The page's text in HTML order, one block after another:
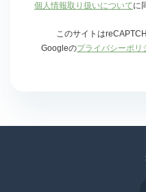
個人情報取り扱いについてに
このサイトは
Googleのプライバシーポリ